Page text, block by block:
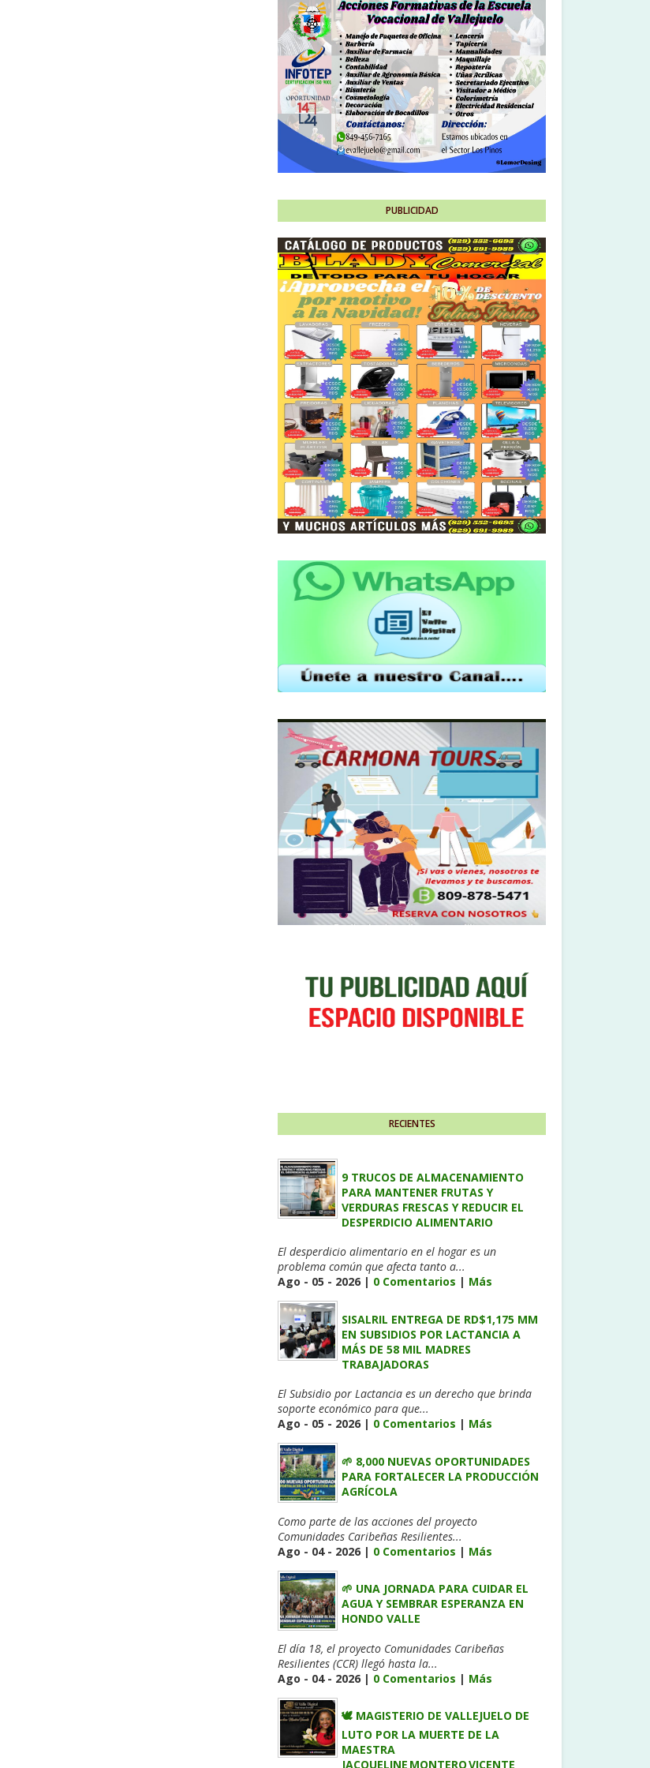
PUBLICIDAD
RECIENTES
9 TRUCOS DE ALMACENAMIENTO
PARA MANTENER FRUTAS Y
VERDURAS FRESCAS Y REDUCIR EL
DESPERDICIO ALIMENTARIO
El desperdicio alimentario en el hogar es un
problema común que afecta tanto a...
Ago - 05 - 2026 | 0 Comentarios | Más
SISALRIL ENTREGA DE RD$1,175 MM
EN SUBSIDIOS POR LACTANCIA A
MÁS DE 58 MIL MADRES
TRABAJADORAS
El Subsidio por Lactancia es un derecho que brinda
soporte económico para que...
Ago - 05 - 2026 | 0 Comentarios | Más
🌱 8,000 NUEVAS OPORTUNIDADES
PARA FORTALECER LA PRODUCCIÓN
AGRÍCOLA
Como parte de las acciones del proyecto
Comunidades Caribeñas Resilientes...
Ago - 04 - 2026 | 0 Comentarios | Más
🌱 UNA JORNADA PARA CUIDAR EL
AGUA Y SEMBRAR ESPERANZA EN
HONDO VALLE
El día 18, el proyecto Comunidades Caribeñas
Resilientes (CCR) llegó hasta la...
Ago - 04 - 2026 | 0 Comentarios | Más
🕊️ MAGISTERIO DE VALLEJUELO DE
LUTO POR LA MUERTE DE LA
MAESTRA
JACQUELINE MONTERO VICENTE